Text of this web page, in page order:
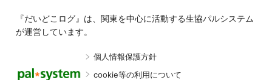
『だいどこログ』は、関東を中心に活動する生協パルシステム
が運営しています。
個人情報保護方針
cookie等の利用について